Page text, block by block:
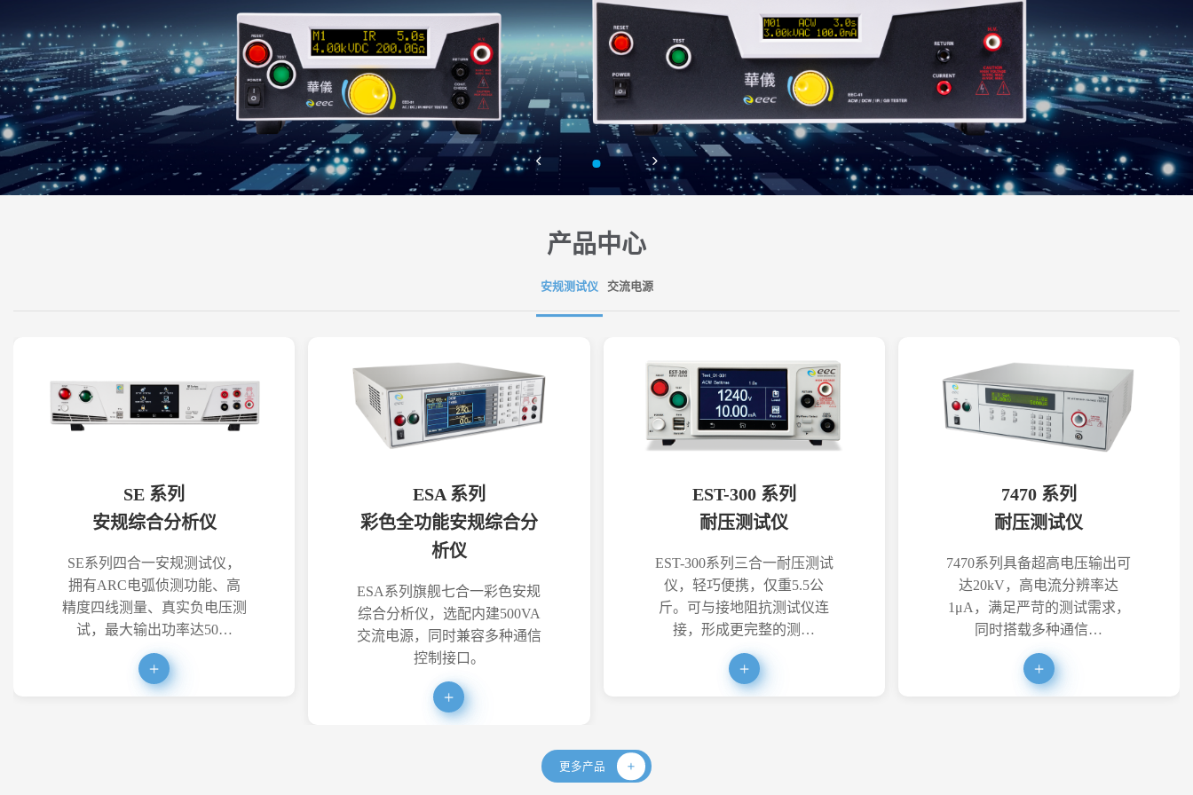
产品中心
安规测试仪 交流电源
SE 系列
安规综合分析仪
SE系列四合一安规测试仪，
拥有ARC电弧侦测功能、高
精度四线测量、真实负电压测
试，最大输出功率达50…
ESA 系列
彩色全功能安规综合分
析仪
ESA系列旗舰七合一彩色安规
综合分析仪，选配内建500VA
交流电源，同时兼容多种通信
控制接口。
EST-300 系列
耐压测试仪
EST-300系列三合一耐压测试
仪，轻巧便携，仅重5.5公
斤。可与接地阻抗测试仪连
接，形成更完整的测…
7470 系列
耐压测试仪
7470系列具备超高电压输出可
达20kV，高电流分辨率达
1μA，满足严苛的测试需求，
同时搭载多种通信…
更多产品